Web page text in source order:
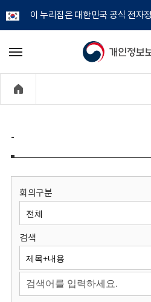
이 누리집은 대한민국 공식 전자
개
정
보
원
회
메
기
-
회의구분
검색